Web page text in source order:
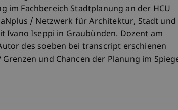
im Fachbereich Stadtplanung an der HCU
/ Netzwerk für Architektur, Stadt und
Ivano Iseppi in Graubünden. Dozent am
des soeben bei transcript erschienen
und Chancen der Planung im